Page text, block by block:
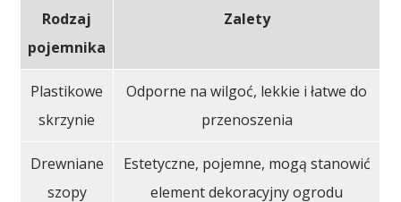
Rodzaj
pojemnika
Zalety
Plastikowe
skrzynie
Odporne na wilgoć, lekkie i łatwe do
przenoszenia
Drewniane
szopy
Estetyczne, pojemne, mogą stanowić
element dekoracyjny ogrodu